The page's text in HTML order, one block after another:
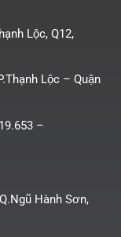
Lộc, Q12,
Lộc – Quận
–
Hành Sơn,